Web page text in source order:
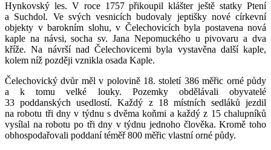
Hynkovský les. V roce 1757 přikoupil klášter ještě statky Ptení
a Suchdol. Ve svých vesnicích budovaly jeptišky nové církevní
objekty v barokním slohu, v Čelechovicích byla postavena nová
kaple na návsi, socha sv. Jana Nepomuckého u pivovaru a dva
kříže. Na návrší nad Čelechovicemi byla vystavěna další kaple,
kolem níž později vznikla osada Kaple.
Čelechovický dvůr měl v polovině 18. století 386 měřic orné půdy
a k tomu velké louky. Pozemky obdělávali obyvatelé
33 poddanských usedlostí. Každý z 18 místních sedláků jezdil
na robotu tři dny v týdnu s dvěma koňmi a každý z 15 chalupníků
vysílal na robotu po tři dny v týdnu jednoho člověka. Kromě toho
obhospodařovali poddaní téměř 800 měřic vlastní orné půdy.